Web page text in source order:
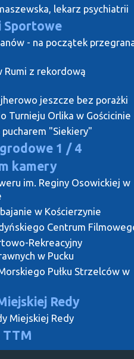
lekarz psychiatrii
Sportowe
- na początek
Rumi z rekordową
jeszcze bez porażki
Turnieju Orlika w Gościcinie
pucharem "Siekiery"
1 / 4
kamery
im. Reginy Osowickiej w
w Kościerzynie
Centrum
Rekreacyjny
w Pucku
Pułku Strzelców w
Redy
Miejskiej Redy
TTM